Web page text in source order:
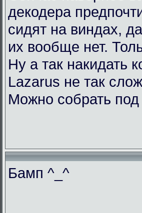
декодера
сидят на виндах,
их вообще нет.
Ну а так накидать
Lazarus не так
Можно собрать
Бамп ^_^